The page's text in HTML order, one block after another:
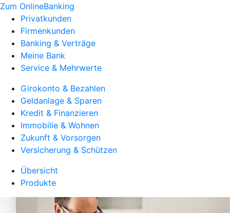
Zum OnlineBanking
Privatkunden
Firmenkunden
Banking & Verträge
Meine Bank
Service & Mehrwerte
Girokonto & Bezahlen
Geldanlage & Sparen
Kredit & Finanzieren
Immobilie & Wohnen
Zukunft & Vorsorgen
Versicherung & Schützen
Übersicht
Produkte